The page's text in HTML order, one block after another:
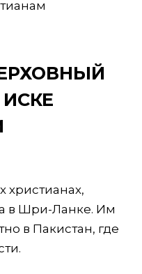
христианах,
в Шри-Ланке. Им
в Пакистан, где